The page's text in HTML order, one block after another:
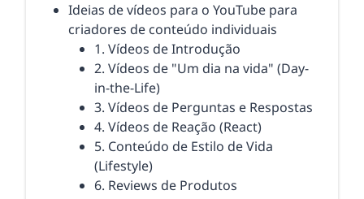
Ideias de vídeos para o YouTube para
criadores de conteúdo individuais
1. Vídeos de Introdução
2. Vídeos de "Um dia na vida" (Day-
in-the-Life)
3. Vídeos de Perguntas e Respostas
4. Vídeos de Reação (React)
5. Conteúdo de Estilo de Vida
(Lifestyle)
6. Reviews de Produtos